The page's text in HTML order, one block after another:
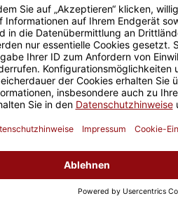
Grafik-Team designt. Mit viel
eigenen Produktion bedruckt.
mikrowellen geeignet. Somit
und Motivtassen garantiert
schmeckt gleich nochmal